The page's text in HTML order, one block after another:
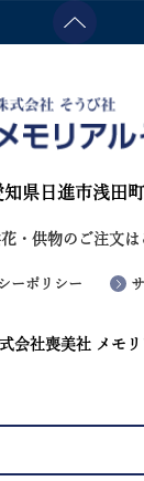
知県日進市浅田
・供物のご注文は
ーポリシー
会社喪美社 メモ